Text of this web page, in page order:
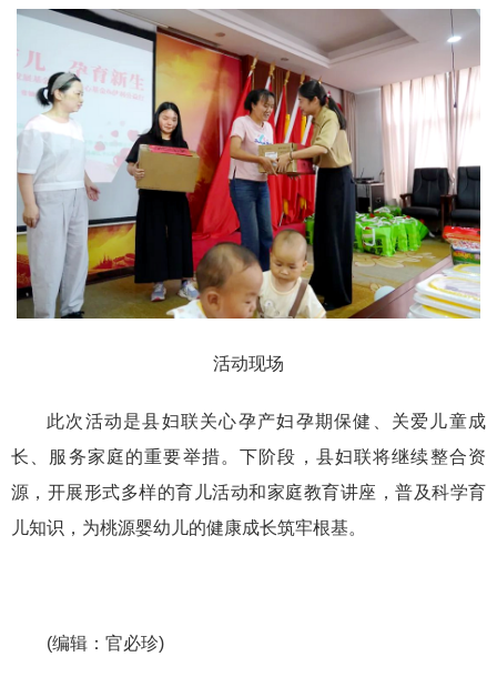
活动现场
此次活动是县妇联关心孕产妇孕期保健、关爱儿童成
长、服务家庭的重要举措。下阶段，县妇联将继续整合资
源，开展形式多样的育儿活动和家庭教育讲座，普及科学育
儿知识，为桃源婴幼儿的健康成长筑牢根基。
(编辑：官必珍)